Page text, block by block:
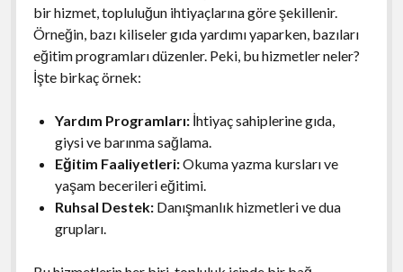
bir hizmet, topluluğun ihtiyaçlarına göre şekillenir.
Örneğin, bazı kiliseler gıda yardımı yaparken, bazıları
eğitim programları düzenler. Peki, bu hizmetler neler?
İşte birkaç örnek:
Yardım Programları:İhtiyaç sahiplerine gıda,
giysi ve barınma sağlama.
Eğitim Faaliyetleri:Okuma yazma kursları ve
yaşam becerileri eğitimi.
Ruhsal Destek:Danışmanlık hizmetleri ve dua
grupları.